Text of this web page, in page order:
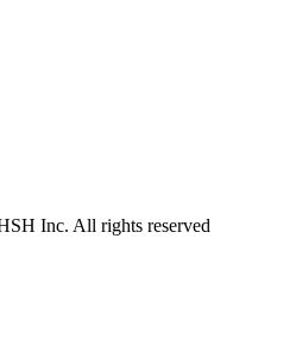
Inc. All rights reserved